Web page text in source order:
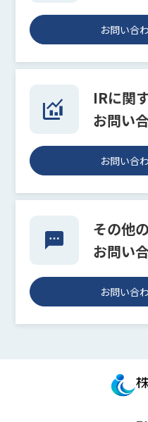
お問い合
IRに関
お問い
お問い合
その他の
お問い
お問い合